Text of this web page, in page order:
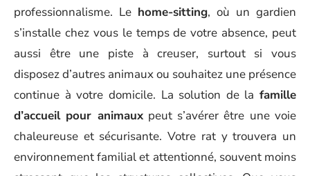
professionnalisme. Le home-sitting, où un gardien
s’installe chez vous le temps de votre absence, peut
aussi être une piste à creuser, surtout si vous
disposez d’autres animaux ou souhaitez une présence
continue à votre domicile. La solution de la famille
d’accueil pour animauxpeut s’avérer être une voie
chaleureuse et sécurisante. Votre rat y trouvera un
environnement familial et attentionné, souvent moins